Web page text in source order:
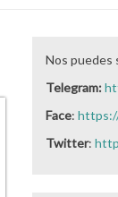
Nos puedes
Telegram:
Face:
Twitter: